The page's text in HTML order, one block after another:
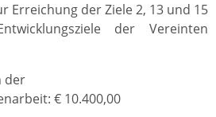
Erreichung der Ziele 2, 13 und 15
der Vereinten
der
€ 10.400,00